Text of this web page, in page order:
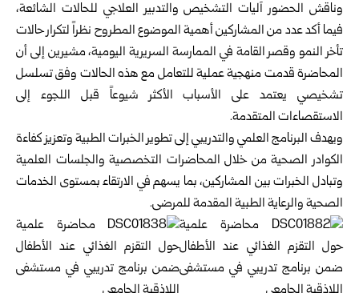
وناقش الحضور آليات التشخيص والتدبير العلاجي للحالات الشائعة،
فيما ‏أكد عدد من المشاركين أهمية الموضوع المطروح نظراً لتكرار حالات
‏تأخر النمو وقصر القامة في الممارسة السريرية اليومية، مشيرين إلى أن
‏المحاضرة قدمت منهجية عملية للتعامل مع هذه الحالات وفق تسلسل
‏تشخيصي يعتمد على الأسباب الأكثر شيوعاً قبل اللجوء إلى
الاستقصاءات ‏المتقدمة‎.‎
ويهدف البرنامج العلمي والتدريبي إلى تطوير الخبرات الطبية وتعزيز كفاءة
‏الكوادر الصحية من خلال المحاضرات التخصصية والجلسات العلمية
وتبادل ‏الخبرات بين المشاركين، بما يسهم في الارتقاء بمستوى الخدمات
الصحية ‏والرعاية الطبية المقدمة للمرضى‎.‎